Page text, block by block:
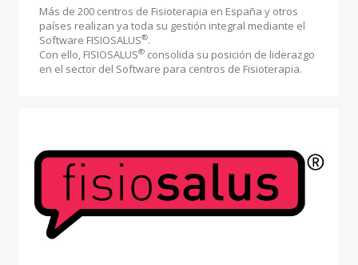
Más de 200 centros de Fisioterapia en España y otros
países realizan ya toda su gestión integral mediante el
Software FISIOSALUS®.
Con ello, FISIOSALUS® consolida su posición de liderazgo
en el sector del Software para centros de Fisioterapia.